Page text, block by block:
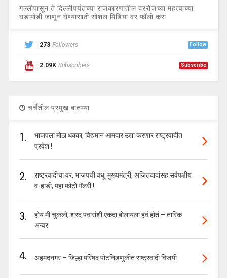
गल्लीपासून ते दिल्लीपर्यंतच्या राजकारणातील दररोजच्या महत्वाच्या
घडामोडी जाणून घेण्यासाठी सोशल मिडिया वर फॉलो करा
273 Followers Follow
2.09K Subscribers Subscribe
चर्चेतील प्रमुख बातम्या
1.
भाजपला मोठा धक्का, विद्यमान आमदार उद्या करणार राष्ट्रवादीत
प्रवेश !
2.
राष्ट्रवादीचा वर, भाजपची वधू, मुख्यमंत्री, अजितदादांसह सर्वपक्षीय
व-हाडी, पहा फोटो गॅलरी !
3.
होय मी चुकलो, शरद पवारांशी एकदा बोलायला हवं होतं – तारिक
अन्वर
4. अहमदनगर – जिल्हा परिषद पोटनिडणुकीत राष्ट्रवादी विजयी